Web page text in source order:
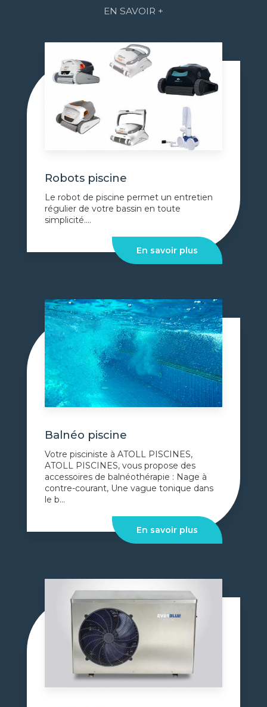
EN SAVOIR +
Robots piscine
Le robot de piscine permet un entretien
régulier de votre bassin en toute
simplicité....
En savoir plus
Balnéo piscine
Votre pisciniste à ATOLL PISCINES,
ATOLL PISCINES, vous propose des
accessoires de balnéothérapie : Nage à
contre-courant, Une vague tonique dans
le b...
En savoir plus